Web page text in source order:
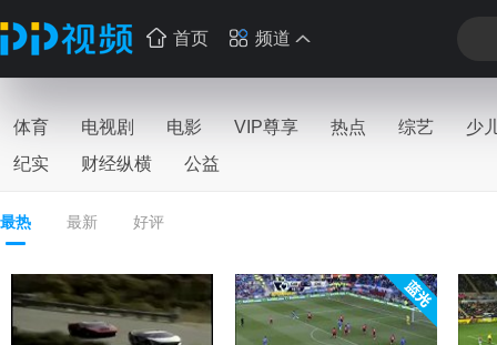
首页 频道
体育 电视剧 电影 VIP尊享 热点 综艺
少
纪实
财经纵横 公益
最热 最新 好评